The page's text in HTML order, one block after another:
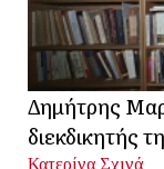
Δημήτρης
διεκδικητής
Κατερίνα Σχινά